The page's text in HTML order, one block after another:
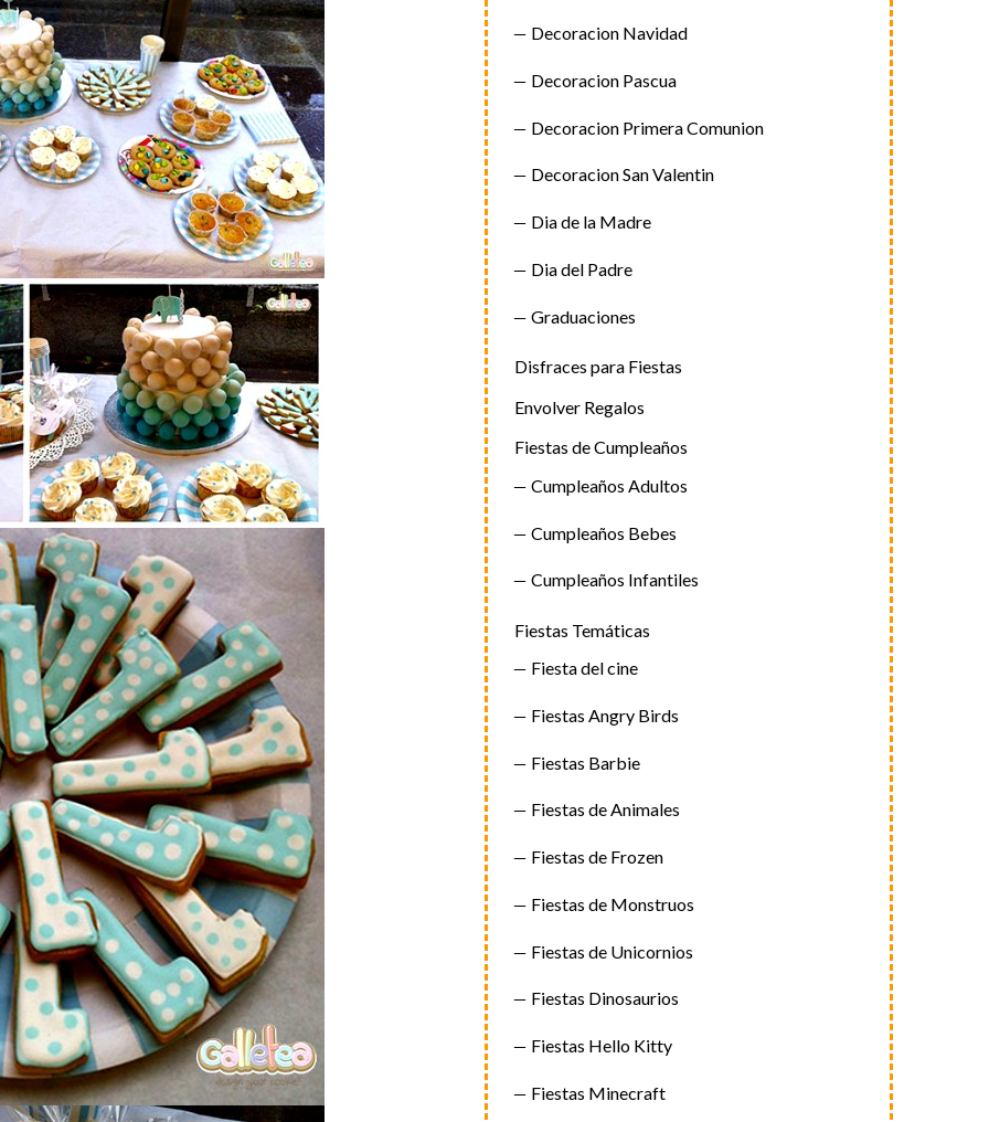
Decoracion Navidad
Decoracion Pascua
Decoracion Primera Comunion
Decoracion San Valentin
Dia de la Madre
Dia del Padre
Graduaciones
Disfraces para Fiestas
Envolver Regalos
Fiestas de Cumpleaños
Cumpleaños Adultos
Cumpleaños Bebes
Cumpleaños Infantiles
Fiestas Temáticas
Fiesta del cine
Fiestas Angry Birds
Fiestas Barbie
Fiestas de Animales
Fiestas de Frozen
Fiestas de Monstruos
Fiestas de Unicornios
Fiestas Dinosaurios
Fiestas Hello Kitty
Fiestas Minecraft